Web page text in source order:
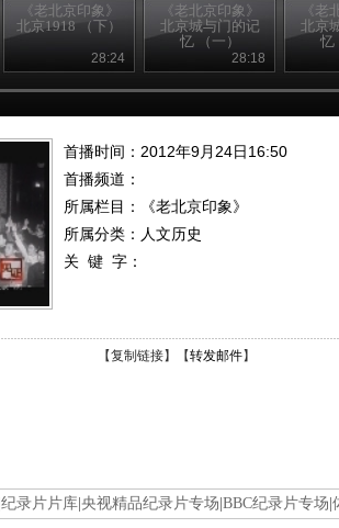
《老北京印象》
北京1918 （下）
28:24
《老北京印象》
北京城与门的记
忆 （一）
28:18
《老
北京
忆
首播时间：2012年9月24日16:50
首播频道：
所属栏目：
《老北京印象》
所属分类：人文历史
关 键 字：
【复制链接】【转发邮件】
纪录片片库 央视精品纪录片专场 BBC纪录片专场